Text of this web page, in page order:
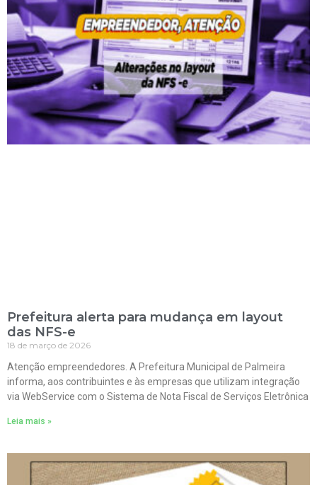
Prefeitura alerta para mudança em layout
das NFS-e
18 de março de 2026
Atenção empreendedores. A Prefeitura Municipal de Palmeira
informa, aos contribuintes e às empresas que utilizam integração
via WebService com o Sistema de Nota Fiscal de Serviços Eletrônica
Leia mais »